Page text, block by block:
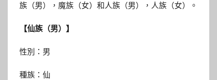
族（男），魔族（女）和人族（男），人族（女）。
【仙族（男）】
性別：男
種族：仙